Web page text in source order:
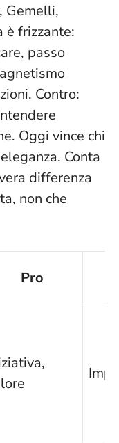
Gemelli,
è frizzante:
passo
Contro:
Oggi vince chi
. Conta
differenza
non che
Pro